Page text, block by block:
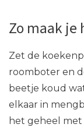
Zo maak je
Zet de
roomboter en
beetje koud
elkaar in
het geheel